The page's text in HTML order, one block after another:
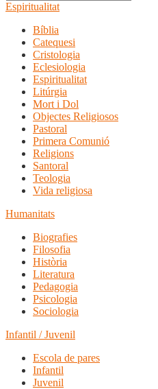
Espiritualitat
Bíblia
Catequesi
Cristologia
Eclesiologia
Espiritualitat
Litúrgia
Mort i Dol
Objectes Religiosos
Pastoral
Primera Comunió
Religions
Santoral
Teologia
Vida religiosa
Humanitats
Biografies
Filosofia
Història
Literatura
Pedagogia
Psicologia
Sociologia
Infantil / Juvenil
Escola de pares
Infantil
Juvenil